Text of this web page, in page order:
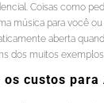
Coisas como
música para você
aberta
dos muitos exemplos
os custos